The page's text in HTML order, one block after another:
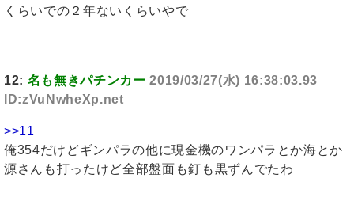
くらいでの２年ないくらいやで
12: 名も無きパチンカー 2019/03/27(水) 16:38:03.93
ID:zVuNwheXp.net
>>11
俺354だけどギンパラの他に現金機のワンパラとか海とか
源さんも打ったけど全部盤面も釘も黒ずんでたわ